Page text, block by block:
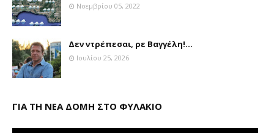
Νοεμβρίου 05, 2022
Δεν ντρέπεσαι, ρε Βαγγέλη!...
Ιουλίου 25, 2026
ΓΙΑ ΤΗ ΝΕΑ ΔΟΜΗ ΣΤΟ ΦΥΛΑΚΙΟ